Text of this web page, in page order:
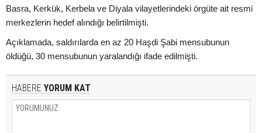
Basra, Kerkük, Kerbela ve Diyala vilayetlerindeki örgüte ait resmi
merkezlerin hedef alındığı belirtilmişti.
Açıklamada, saldırılarda en az 20 Haşdi Şabi mensubunun
öldüğü, 30 mensubunun yaralandığı ifade edilmişti.
HABERE YORUM KAT